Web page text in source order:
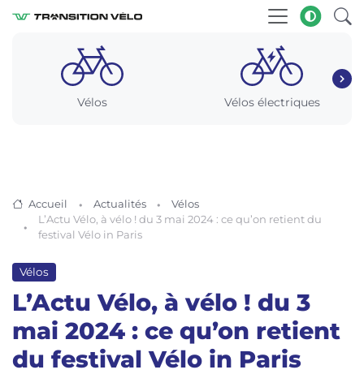
Vélos Vélos électriques
Accueil Actualités
Vélos
L’Actu Vélo, à vélo ! du 3 mai 2024 : ce qu’on retient du
festival Vélo in Paris
Vélos
L’Actu Vélo, à vélo ! du 3
mai 2024 : ce qu’on retient
du festival Vélo in Paris